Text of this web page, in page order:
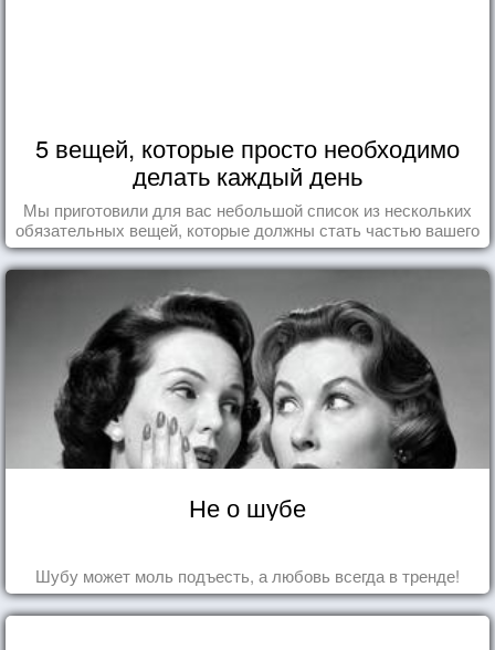
5 вещей, которые просто необходимо
делать каждый день
Мы приготовили для вас небольшой список из нескольких
обязательных вещей, которые должны стать частью вашего
дня.
Не о шубе
Шубу может моль подъесть, а любовь всегда в тренде!